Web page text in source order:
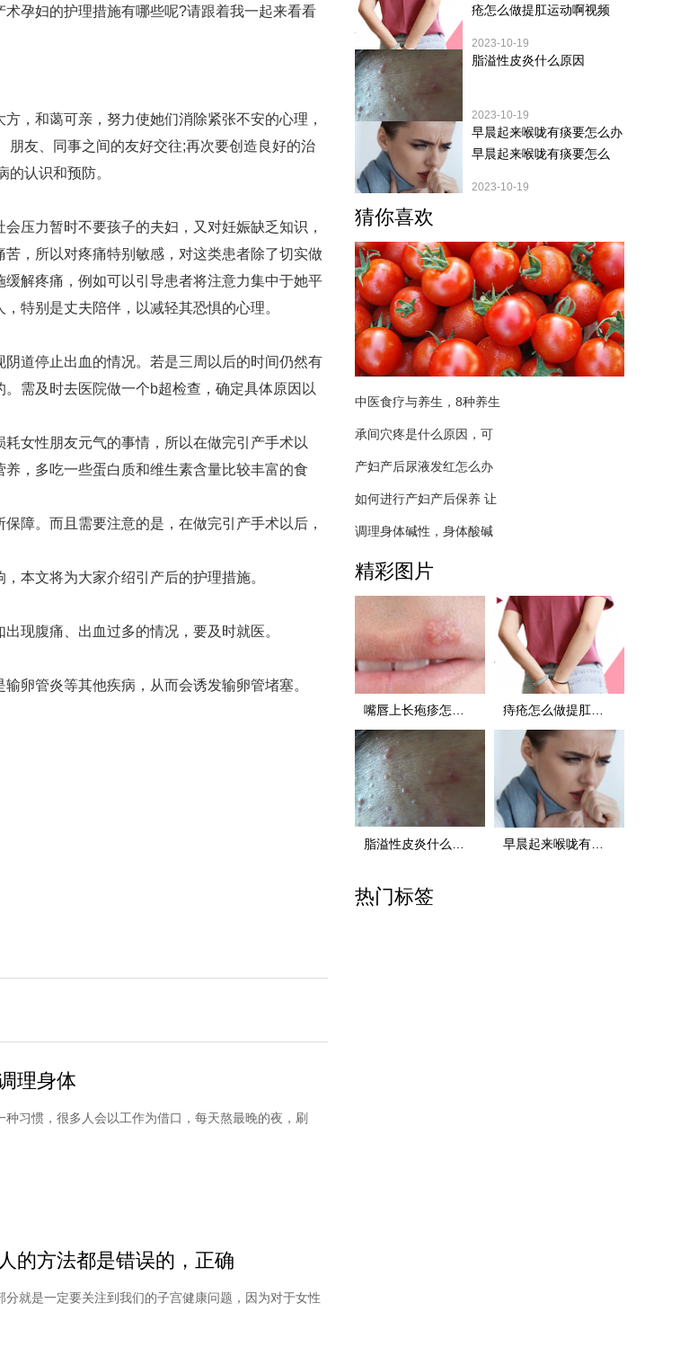
孕妇的护理措施有哪些呢?请跟着我一起来看看
，和蔼可亲，努力使她们消除紧张不安的心理，
朋友、同事之间的友好交往;再次要创造良好的治
认识和预防。
压力暂时不要孩子的夫妇，又对妊娠缺乏知识，
，所以对疼痛特别敏感，对这类患者除了切实做
解疼痛，例如可以引导患者将注意力集中于她平
特别是丈夫陪伴，以减轻其恐惧的心理。
道停止出血的情况。若是三周以后的时间仍然有
需及时去医院做一个b超检查，确定具体原因以
女性朋友元气的事情，所以在做完引产手术以
，多吃一些蛋白质和维生素含量比较丰富的食
障。而且需要注意的是，在做完引产手术以后，
本文将为大家介绍引产后的护理措施。
现腹痛、出血过多的情况，要及时就医。
卵管炎等其他疾病，从而会诱发输卵管堵塞。
理身体
习惯，很多人会以工作为借口，每天熬最晚的夜，刷
的方法都是错误的，正确
就是一定要关注到我们的子宫健康问题，因为对于女性
疮怎么做提肛运动啊视频
2023-10-19
脂溢性皮炎什么原因
2023-10-19
早晨起来喉咙有痰要怎么办
早晨起来喉咙有痰要怎么
2023-10-19
猜你喜欢
中医食疗与养生，8种养生
承间穴疼是什么原因，可
产妇产后尿液发红怎么办
如何进行产妇产后保养 让
调理身体碱性，身体酸碱
精彩图片
热门标签